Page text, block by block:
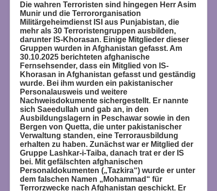
Die wahren Terroristen sind hingegen Herr Asim
Munir und die Terrororganisation
Militärgeheimdienst ISI aus Punjabistan, die
mehr als 30 Terroristengruppen ausbilden,
darunter IS-Khorasan. Einige Mitglieder dieser
Gruppen wurden in Afghanistan gefasst. Am
30.10.2025 berichteten afghanische
Fernsehsender, dass ein Mitglied von IS-
Khorasan in Afghanistan gefasst und geständig
wurde. Bei ihm wurden ein pakistanischer
Personalausweis und weitere
Nachweisdokumente sichergestellt. Er nannte
sich Saeedullah und gab an, in den
Ausbildungslagern in Peschawar sowie in den
Bergen von Quetta, die unter pakistanischer
Verwaltung standen, eine Terrorausbildung
erhalten zu haben. Zunächst war er Mitglied der
Gruppe Lashkar-i-Taiba, danach trat er der IS
bei. Mit gefälschten afghanischen
Personaldokumenten („Tazkira“) wurde er unter
dem falschen Namen „Mohammad“ für
Terrorzwecke nach Afghanistan geschickt. Er